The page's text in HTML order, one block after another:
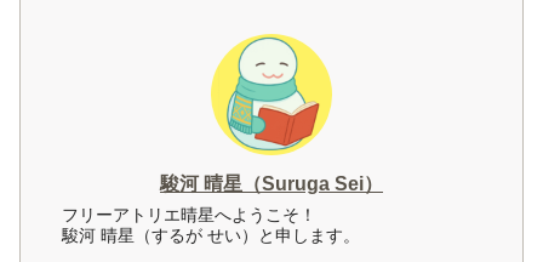
駿河 晴星（Suruga Sei）
フリーアトリエ晴星へようこそ！
駿河 晴星（するが せい）と申します。